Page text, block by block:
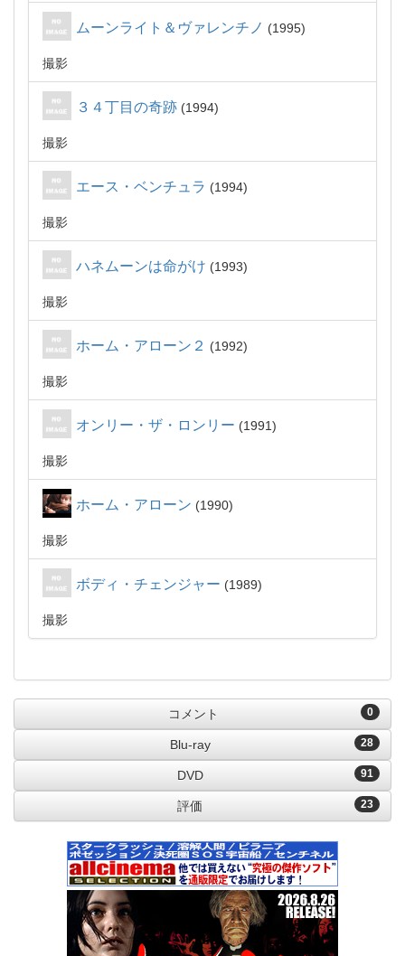
ムーンライト＆ヴァレンチノ 1995
撮影
３４丁目の奇跡 1994
撮影
エース・ベンチュラ 1994
撮影
ハネムーンは命がけ 1993
撮影
ホーム・アローン２ 1992
撮影
オンリー・ザ・ロンリー 1991
撮影
ホーム・アローン 1990
撮影
ボディ・チェンジャー 1989
撮影
0
コメント
28
Blu-ray
91
DVD
23
評価